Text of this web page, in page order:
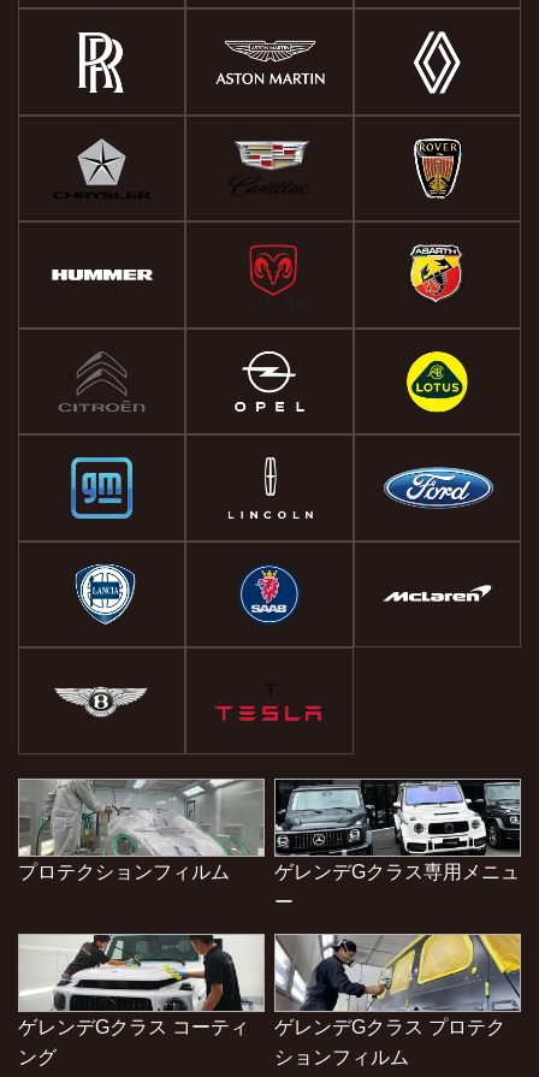
プロテクションフィルム
ゲレンデGクラス専用メニュ
ー
ゲレンデGクラス コーティ
ング
ゲレンデGクラス プロテク
ションフィルム